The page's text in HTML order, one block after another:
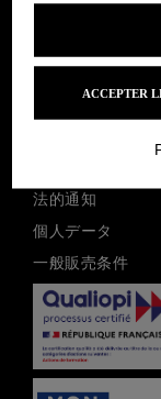
+33 1 44 79 00
法的通知
個人データ
一般販売条件
ACCEPTER